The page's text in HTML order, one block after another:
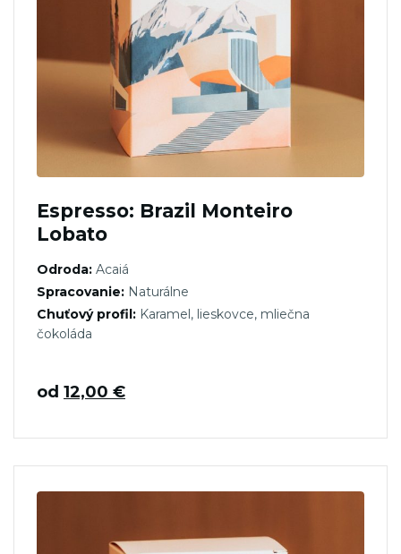
Espresso: Brazil Monteiro
Lobato
Odroda: Acaiá
Spracovanie: Naturálne
Chuťový profil: Karamel, lieskovce, mliečna
čokoláda
od 12,00 €